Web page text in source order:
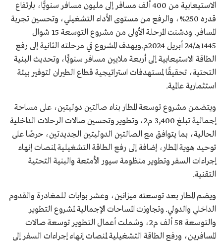
الاستيعابية من 400 ألف مسافر إلى مليون مسافر سنويًّا، بارتفاع
قدره 250%، والرفع من مستوى الأداء التشغيلي، وتحسين تجربة
المسافر. ودشنت المرحلة الأولى من مشروع التوسعة 15 شوال
1445هـ/24 أبريل 2024م.ويهدف المشروع في مرحلته الثانية إلى رفع
الطاقة الاستيعابية إلى أربعة ملايين مسافر سنويًّا، وتحديث البنية
التحتية، تحقيقًا لمستهدفات استراتيجية قطاع الطيران لتوفير بيئة
استثمارية عالمية.
ويتضمن مشروع توسعة المطار بناء صالتين دوليتين، على مساحة
إجمالية تبلغ 3,400 م2، وتطوير وتحسين صالات الرحلات الداخلية
الحالية، بما يتوافق مع الصالتين الدوليتين الجديدتين، حرصًا على
توحيد هوية المطار، إضافة إلى رفع الطاقة التشغيلية لمنصات إنهاء
إجراءات السفر وتطوير منظومة سيور الأمتعة والبنية التحتية
التقنية.
ويضم المطار بعد توسعته ميزانين، وعشر بوابات للمغادرة والقدوم
الداخلي والدولي. وتجاوزت المساحات الإجمالية لمشروع التطوير
والتوسعة 58 ألف م2، وشملت أعمال التطوير توسعة صالات
المسافرين، ورفع الطاقة التشغيلية لمنصات إنهاء إجراءات السفر إلى